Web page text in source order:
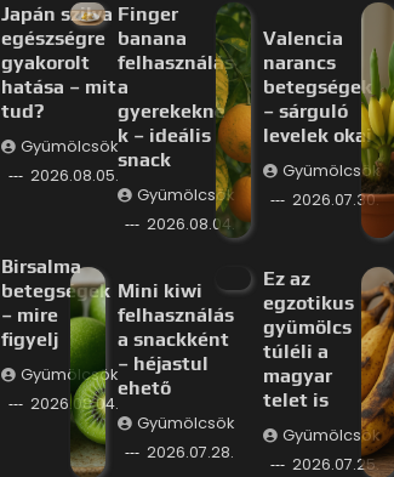
Japán szilva
egészségre
gyakorolt
hatása – mit
tud?
Gyümölcsök
2026.08.05.
Birsalma
betegségek
– mire
figyelj
Gyümölcsök
2026.08.04.
Finger
banana
felhasználás
a
gyerekekne
k – ideális
snack
Gyümölcsök
2026.08.04.
Valencia
narancs
betegségek
– sárguló
levelek okai
Gyümölcsök
2026.07.30.
Mini kiwi
felhasználás
a snackként
– héjastul
ehető
Gyümölcsök
2026.07.28.
Ez az
egzotikus
gyümölcs
túléli a
magyar
telet is
Gyümölcsök
2026.07.25.